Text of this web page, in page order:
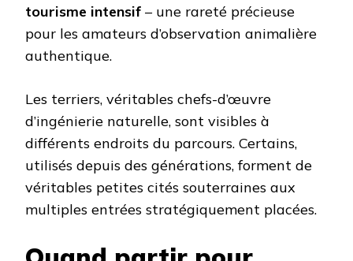
tourisme intensif – une rareté précieuse
pour les amateurs d’observation animalière
authentique.
Les terriers, véritables chefs-d’œuvre
d’ingénierie naturelle, sont visibles à
différents endroits du parcours. Certains,
utilisés depuis des générations, forment de
véritables petites cités souterraines aux
multiples entrées stratégiquement placées.